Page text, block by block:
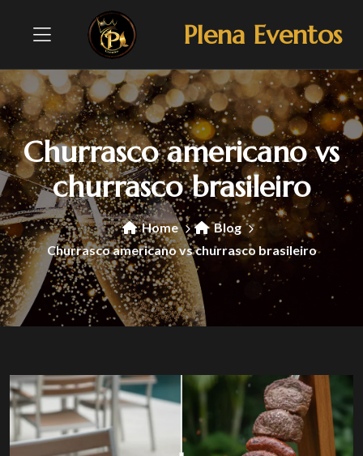
Plena Eventos
Churrasco americano vs
churrasco brasileiro
Home
Blog
Churrasco americano vs churrasco brasileiro